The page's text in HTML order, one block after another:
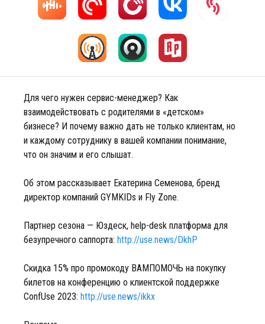
Для чего нужен сервис-менеджер? Как
взаимодействовать с родителями в «детском»
бизнесе? И почему важно дать не только клиентам, но
и каждому сотруднику в вашей компании понимание,
что он значим и его слышат.
Об этом рассказывает Екатерина Семенова, бренд
директор компаний GYMKIDs и Fly Zone.
Партнер сезона — Юздеск, help-desk платформа для
безупречного саппорта: http://use.news/DkhP
Скидка 15% про промокоду ВАМПОМОЧЬ на покупку
билетов на конференцию о клиентской поддержке
ConfUse 2023: http://use.news/ikkx